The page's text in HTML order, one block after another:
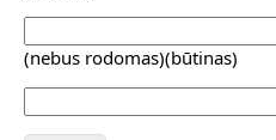
(nebus rodomas)(būtinas)